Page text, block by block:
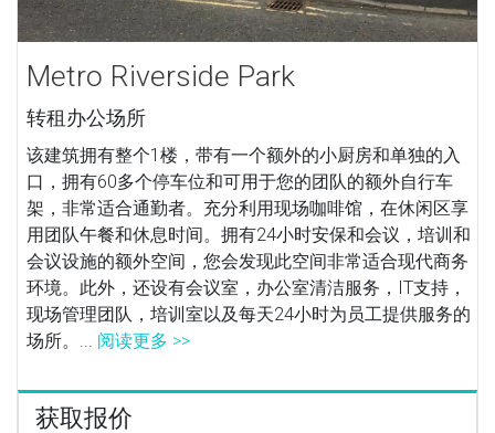
Metro Riverside Park
转租办公场所
该建筑拥有整个1楼，带有一个额外的小厨房和单独的入
口，拥有60多个停车位和可用于您的团队的额外自行车
架，非常适合通勤者。充分利用现场咖啡馆，在休闲区享
用团队午餐和休息时间。拥有24小时安保和会议，培训和
会议设施的额外空间，您会发现此空间非常适合现代商务
环境。此外，还设有会议室，办公室清洁服务，IT支持，
现场管理团队，培训室以及每天24小时为员工提供服务的
场所。... 阅读更多 >>
获取报价